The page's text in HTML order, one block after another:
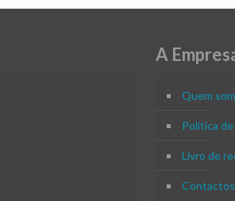
A
Quem
Política
Livro de
Contactos